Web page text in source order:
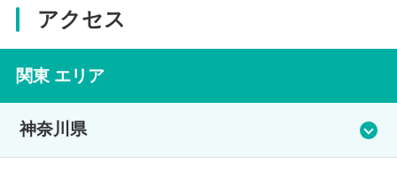
アクセス
関東 エリア
神奈川県